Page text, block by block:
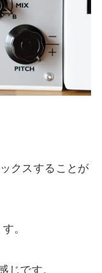
クスすることが
。
じです。